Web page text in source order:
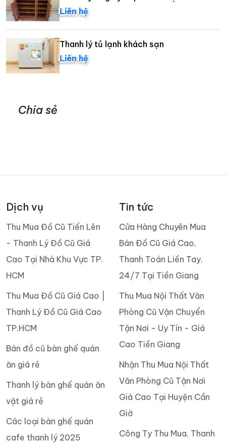
Liên hệ
Thanh lý tủ lạnh khách sạn
Liên hệ
Chia sẻ
Dịch vụ
Thu Mua Đồ Cũ Tiến Lên
- Thanh Lý Đồ Cũ Giá
Cao Tại Nhà Khu Vực TP.
HCM
Thu Mua Đồ Cũ Giá Cao |
Thanh Lý Đồ Cũ Giá Cao
TP.HCM
Bán đồ cũ bàn ghế quán
ăn giá rẻ
Thanh lý bàn ghế quán ăn
vặt giá rẻ
Các loại bàn ghế quán
cafe thanh lý 2025
Tin tức
Cửa Hàng Chuyên Mua
Bán Đồ Cũ Giá Cao,
Thanh Toán Liền Tay,
24/7 Tại Tiền Giang
Thu Mua Nội Thất Văn
Phòng Cũ Vận Chuyển
Tận Nơi - Uy Tín - Giá
Cao Tiền Giang
Nhận Thu Mua Nội Thất
Văn Phòng Cũ Tận Nơi
Giá Cao Tại Huyện Cần
Giờ
Công Ty Thu Mua, Thanh